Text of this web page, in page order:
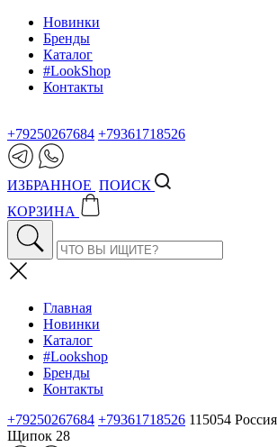
Новинки
Бренды
Каталог
#LookShop
Контакты
+79250267684 +79361718526
ИЗБРАННОЕ ПОИСК
КОРЗИНА
Главная
Новинки
Каталог
#Lookshop
Бренды
Контакты
+79250267684 +79361718526 115054
Щипок 28